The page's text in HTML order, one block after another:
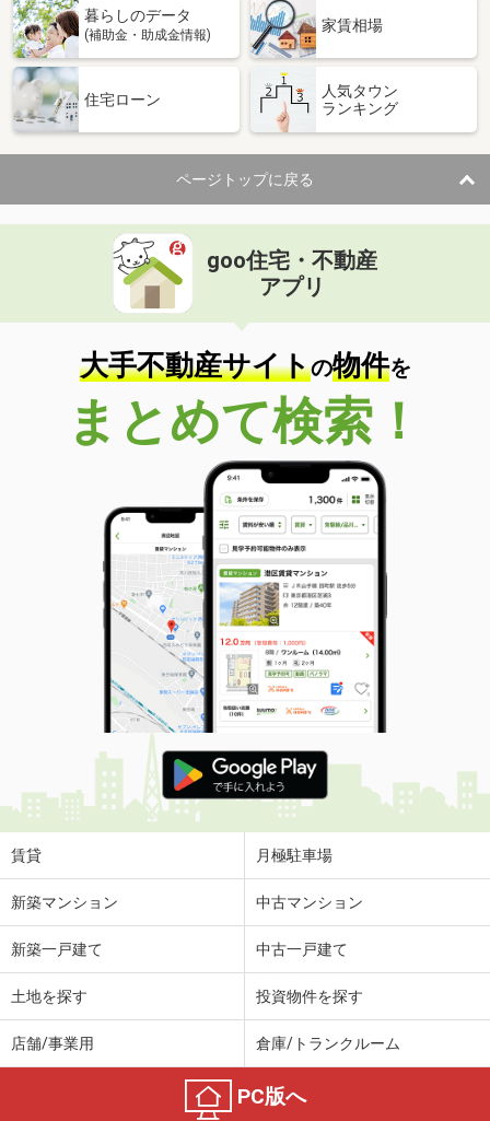
暮らしのデータ
(補助金・助成金情報)
家賃相場
住宅ローン
人気タウン
ランキング
ページトップに戻る
goo住宅・不動産
アプリ
大手不動産サイトの物件を
まとめて検索！
賃貸 月極駐車場
新築マンション 中古マンション
新築一戸建て 中古一戸建て
土地を探す 投資物件を探す
店舗/事業用 倉庫/トランクルーム
PC版へ